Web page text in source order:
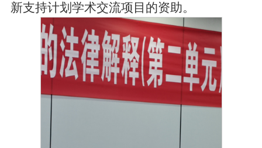
新支持计划学术交流项目的资助。